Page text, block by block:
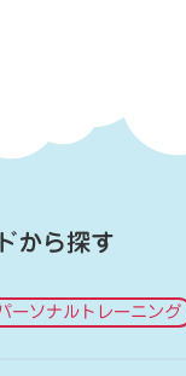
から探す
ーソナルトレーニング